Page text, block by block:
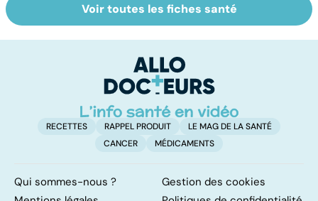
Les vertus
secrètes des
Tout savoir sur
les infections
Voir toutes les fiches santé
RECETTES RAPPEL PRODUIT
LE MAG DE LA SANTÉ
CANCER
MÉDICAMENTS
Qui sommes-nous ?
Gestion des cookies